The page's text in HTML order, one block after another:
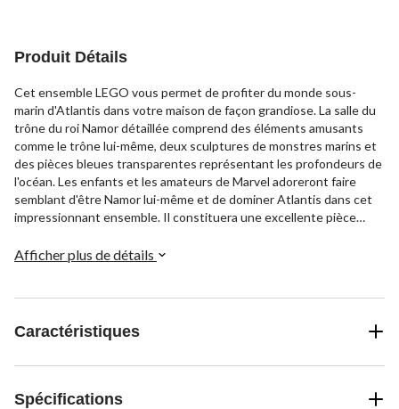
Produit Détails
Cet ensemble LEGO vous permet de profiter du monde sous-
marin d'Atlantis dans votre maison de façon grandiose. La salle du
trône du roi Namor détaillée comprend des éléments amusants
comme le trône lui-même, deux sculptures de monstres marins et
des pièces bleues transparentes représentant les profondeurs de
l'océan. Les enfants et les amateurs de Marvel adoreront faire
semblant d'être Namor lui-même et de dominer Atlantis dans cet
impressionnant ensemble. Il constituera une excellente pièce
pendant des heures.
Afficher plus de détails
Caractéristiques
Spécifications